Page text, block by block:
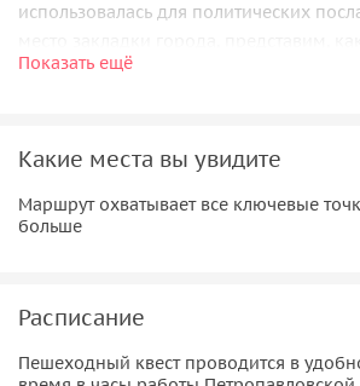
использовалась для политических
выглядела в XVIII веке.
и усыпальницу династии Романовых.
значение места, а также вспомним о
страницах блокадного Ленинграда.
власти, но и её эффективным
заточении.
Показать ещё
Какие места вы увидите
Маршрут охватывает все ключевые
больше
Расписание
Пешеходный квест проводится в